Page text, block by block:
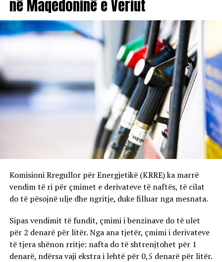
në Maqedoninë e Veriut
Komisioni Rregullor për Energjetikë (KRRE) ka marrë
vendim të ri për çmimet e derivateve të naftës, të cilat
do të pësojnë ulje dhe ngritje, duke filluar nga mesnata.
Sipas vendimit të fundit, çmimi i benzinave do të ulet
për 2 denarë për litër. Nga ana tjetër, çmimi i derivateve
të tjera shënon rritje: nafta do të shtrenjtohet për 1
denarë, ndërsa vaji ekstra i lehtë për 0,5 denarë për litër.